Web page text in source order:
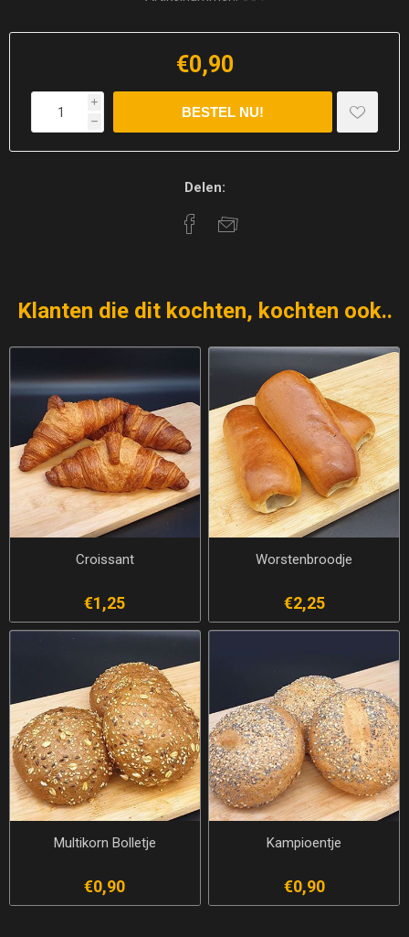
€0,90
i
h
Delen:
Klanten die dit kochten, kochten ook..
Croissant
€1,25
Worstenbroodje
€2,25
Multikorn Bolletje
€0,90
Kampioentje
€0,90